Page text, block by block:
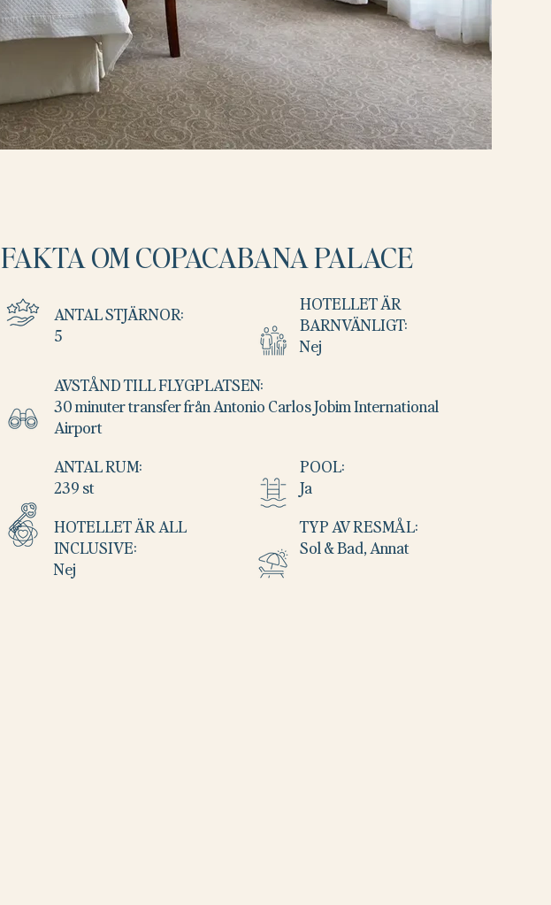
TYP AV RESMÅL:
Sol & Bad, Annat
POOL:
Ja
HOTELLET ÄR
BARNVÄNLIGT:
Nej
HOTELLET ÄR ALL
INCLUSIVE:
Nej
ANTAL RUM:
239 st
AVSTÅND TILL FLYGPLATSEN:
30 minuter transfer från Antonio Carlos Jobim International
Airport
ANTAL STJÄRNOR:
5
FAKTA OM COPACABANA PALACE